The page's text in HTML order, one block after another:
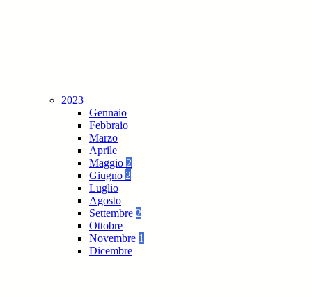
2023
Gennaio
Febbraio
Marzo
Aprile
Maggio 2
Giugno 2
Luglio
Agosto
Settembre 2
Ottobre
Novembre 1
Dicembre